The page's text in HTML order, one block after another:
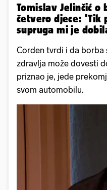
Tomislav Jelinčić o
četvero djece: 'Tik
supruga mi je
Corden tvrdi i da
zdravlja može dovesti
priznao je, jede
svom automobilu.